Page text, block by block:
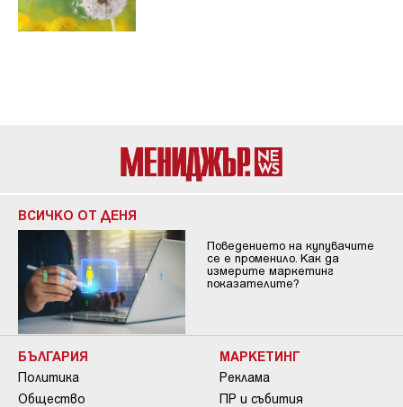
ВСИЧКО ОТ ДЕНЯ
Поведението на купувачите
се е променило. Как да
измерите маркетинг
показателите?
БЪЛГАРИЯ
Политика
Общество
МАРКЕТИНГ
Реклама
ПР и събития